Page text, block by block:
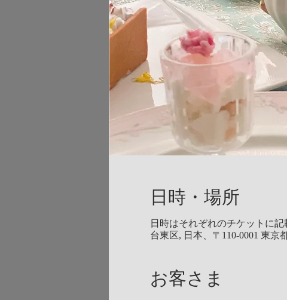
日時・場所
日時はそれぞれのチケットに記
台東区, 日本、〒110-0001 東京
お客さま